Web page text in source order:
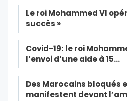
Le roi Mohammed VI
succès »
Covid-19: le roi
l’envoi d’une aide à 15…
Des Marocains bloqués
manifestent devant